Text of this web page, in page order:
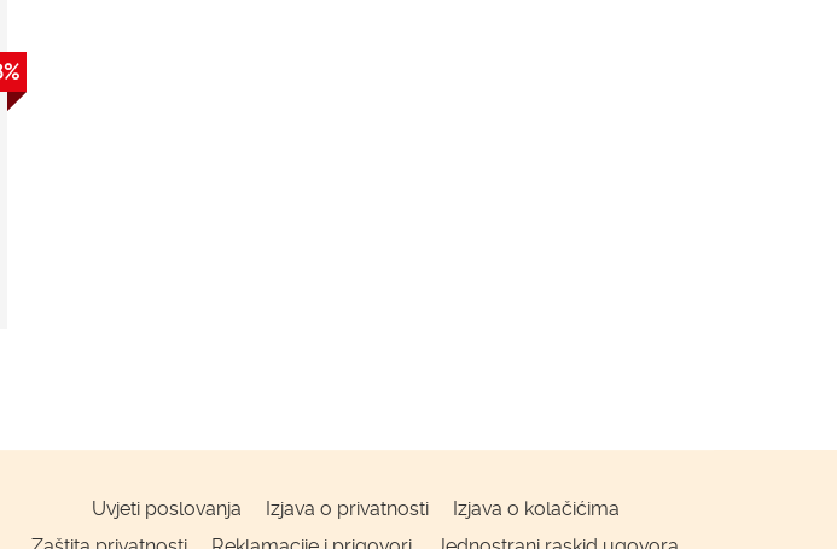
Uvjeti poslovanja Izjava o privatnosti
Izjava o kolačićima